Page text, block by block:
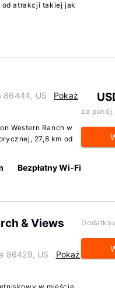
od atrakcji takiej jak
86444, US
Pokaż
Western Ranch w
27,8 km od
Bezpłatny Wi-Fi
za pokój
& Views
86429, US
Pokaż